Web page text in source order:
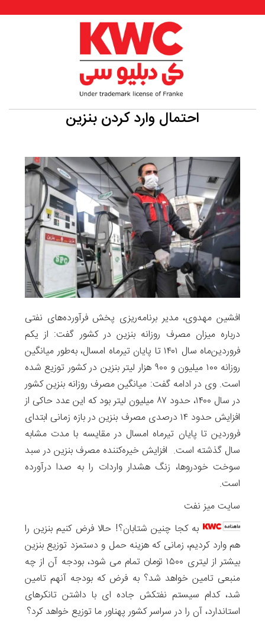
احتمال وارد کردن بنزین
افشین مهدوی، مدیر برنامه‌ریزی پخش فرآورده‌های نفتی
درباره میزان مصرف روزانه بنزین در کشور گفت: از یکم
فروردین‌ماه سال ۱۴۰۱ تا پایان تیرماه امسال، به‌طور میانگین
روزانه ۱۰۰ میلیون و ۹۰۰ هزار لیتر بنزین در کشور توزیع شده
است. وی در ادامه گفت: میانگین مصرف روزانه بنزین کشور
در سال ۱۴۰۰، حدود ۸۷ میلیون لیتر بود که این عدد حاکی از
افزایش حدود ۱۴ درصدی مصرف بنزین در بازه زمانی ابتدای
فروردین تا پایان تیرماه امسال در مقایسه با مدت مشابه
سال گذشته است. افزایش خیره‌کننده مصرف بنزین در سبد
سوخت خودروها، زنگ هشدار واردات را به صدا درآورده
است.
سایت میز نفت
به کجا چنین شتابان؟! حالا فرض کنیم بنزین را
هم وارد کردیم، زمانی که هزینه حمل و دستمزد توزیع بنزین
بیشتر از لیتری ۱۵۰۰ تومان تمام می شود، بودجه آن از چه
منبعی تامین خواهد شد؟ به فرض که بودجه آنهم تامین
شد، کدام سیستم نفتکش جاده ای با داشتن تانکرهای
استاندارد، آن را در سراسر کشور پهناور ما توزیع خواهد کرد؟